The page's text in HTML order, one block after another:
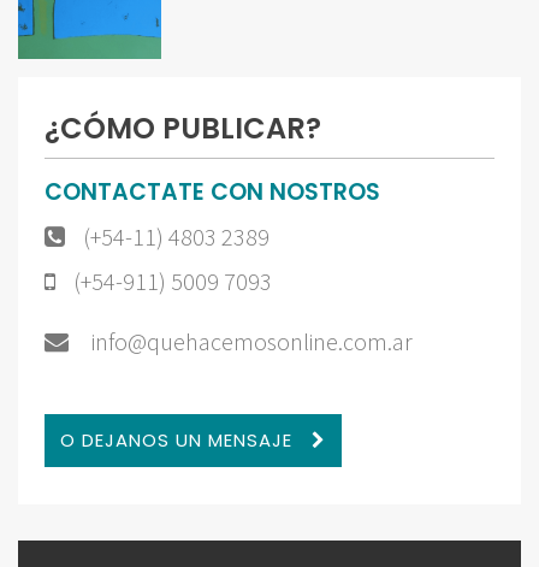
¿CÓMO PUBLICAR?
CONTACTATE CON NOSTROS
(+54-11) 4803 2389
(+54-911) 5009 7093
info@quehacemosonline.com.ar
O DEJANOS UN MENSAJE